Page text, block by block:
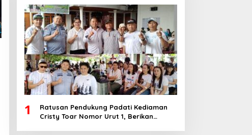
1
Ratusan Pendukung Padati Kediaman
Cristy Toar Nomor Urut 1, Berikan